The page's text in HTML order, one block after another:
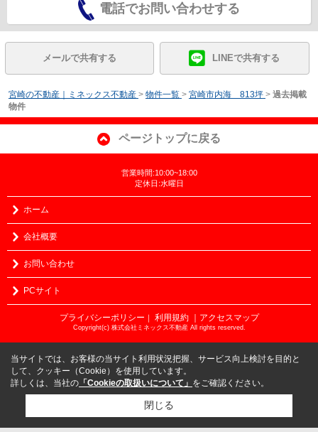
電話でお問い合わせする
メールで共有する LINEで共有する
宮崎の不動産｜ミネックス不動産 > 物件一覧 > 宮崎市内海 813坪 > 過去掲載
物件
ページトップに戻る
営業時間:10:00~18:00
定休日:水曜日
ホーム
会社概要
お問い合わせ
PCサイト
プライバシーポリシー ｜ 利用規約 ｜アクセスマップ
Copyright(c) 株式会社ミネックス不動産 All rights reserved.
当サイトでは、お客様の当サイト利用状況把握、サービス向上検討を目的と
して、クッキー（Cookie）を使用しています。
詳しくは、当社の 「Cookieの取扱いについて」 をご確認ください。
閉じる